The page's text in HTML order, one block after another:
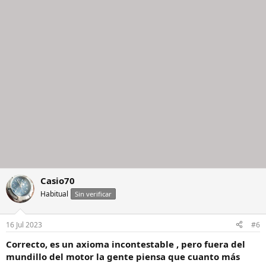
Casio70
Habitual Sin verificar
16 Jul 2023 #6
Correcto, es un axioma incontestable , pero fuera del
mundillo del motor la gente piensa que cuanto más